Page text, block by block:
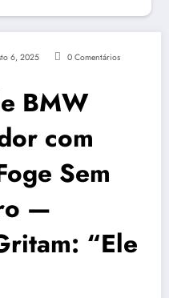
6, 2025 0 Comentários
BMW
com
Sem
—
“Ele